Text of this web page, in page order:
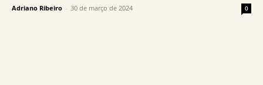
Adriano Ribeiro - 30 de março de 2024 0